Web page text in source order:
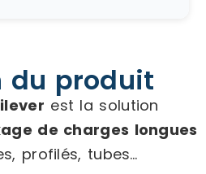
du produit
est la solution
de charges longues
profilés, tubes…